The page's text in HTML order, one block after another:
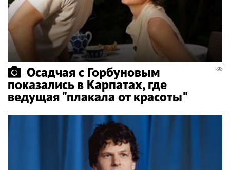
Осадчая с Горбуновым
показались в Карпатах, где
ведущая "плакала от красоты"